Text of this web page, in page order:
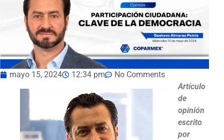
mayo 15, 2024 12:34 pm
No Comments
Artículo
de
opinión
escrito
por